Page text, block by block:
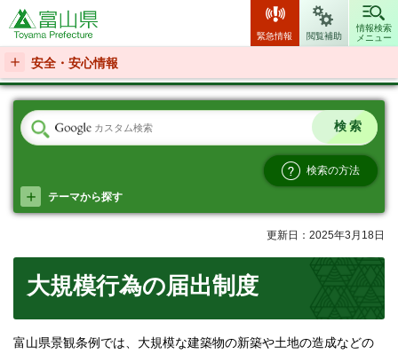
富山県
緊急情報 閲覧補助
情報検索
メニュー
安全・安心情報
検索の方法
テーマから探す
更新日：2025年3月18日
大規模行為の届出制度
富山県景観条例では、大規模な建築物の新築や土地の造成などの